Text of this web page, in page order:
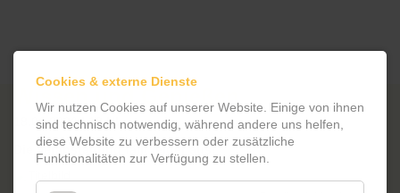
18.06.2026 | 18 Uhr
Die Veranstaltung fällt leider aus!
Cookies & externe Dienste
Wir nutzen Cookies auf unserer Website. Einige von ihnen
sind technisch notwendig, während andere uns helfen,
diese Website zu verbessern oder zusätzliche
Funktionalitäten zur Verfügung zu stellen.